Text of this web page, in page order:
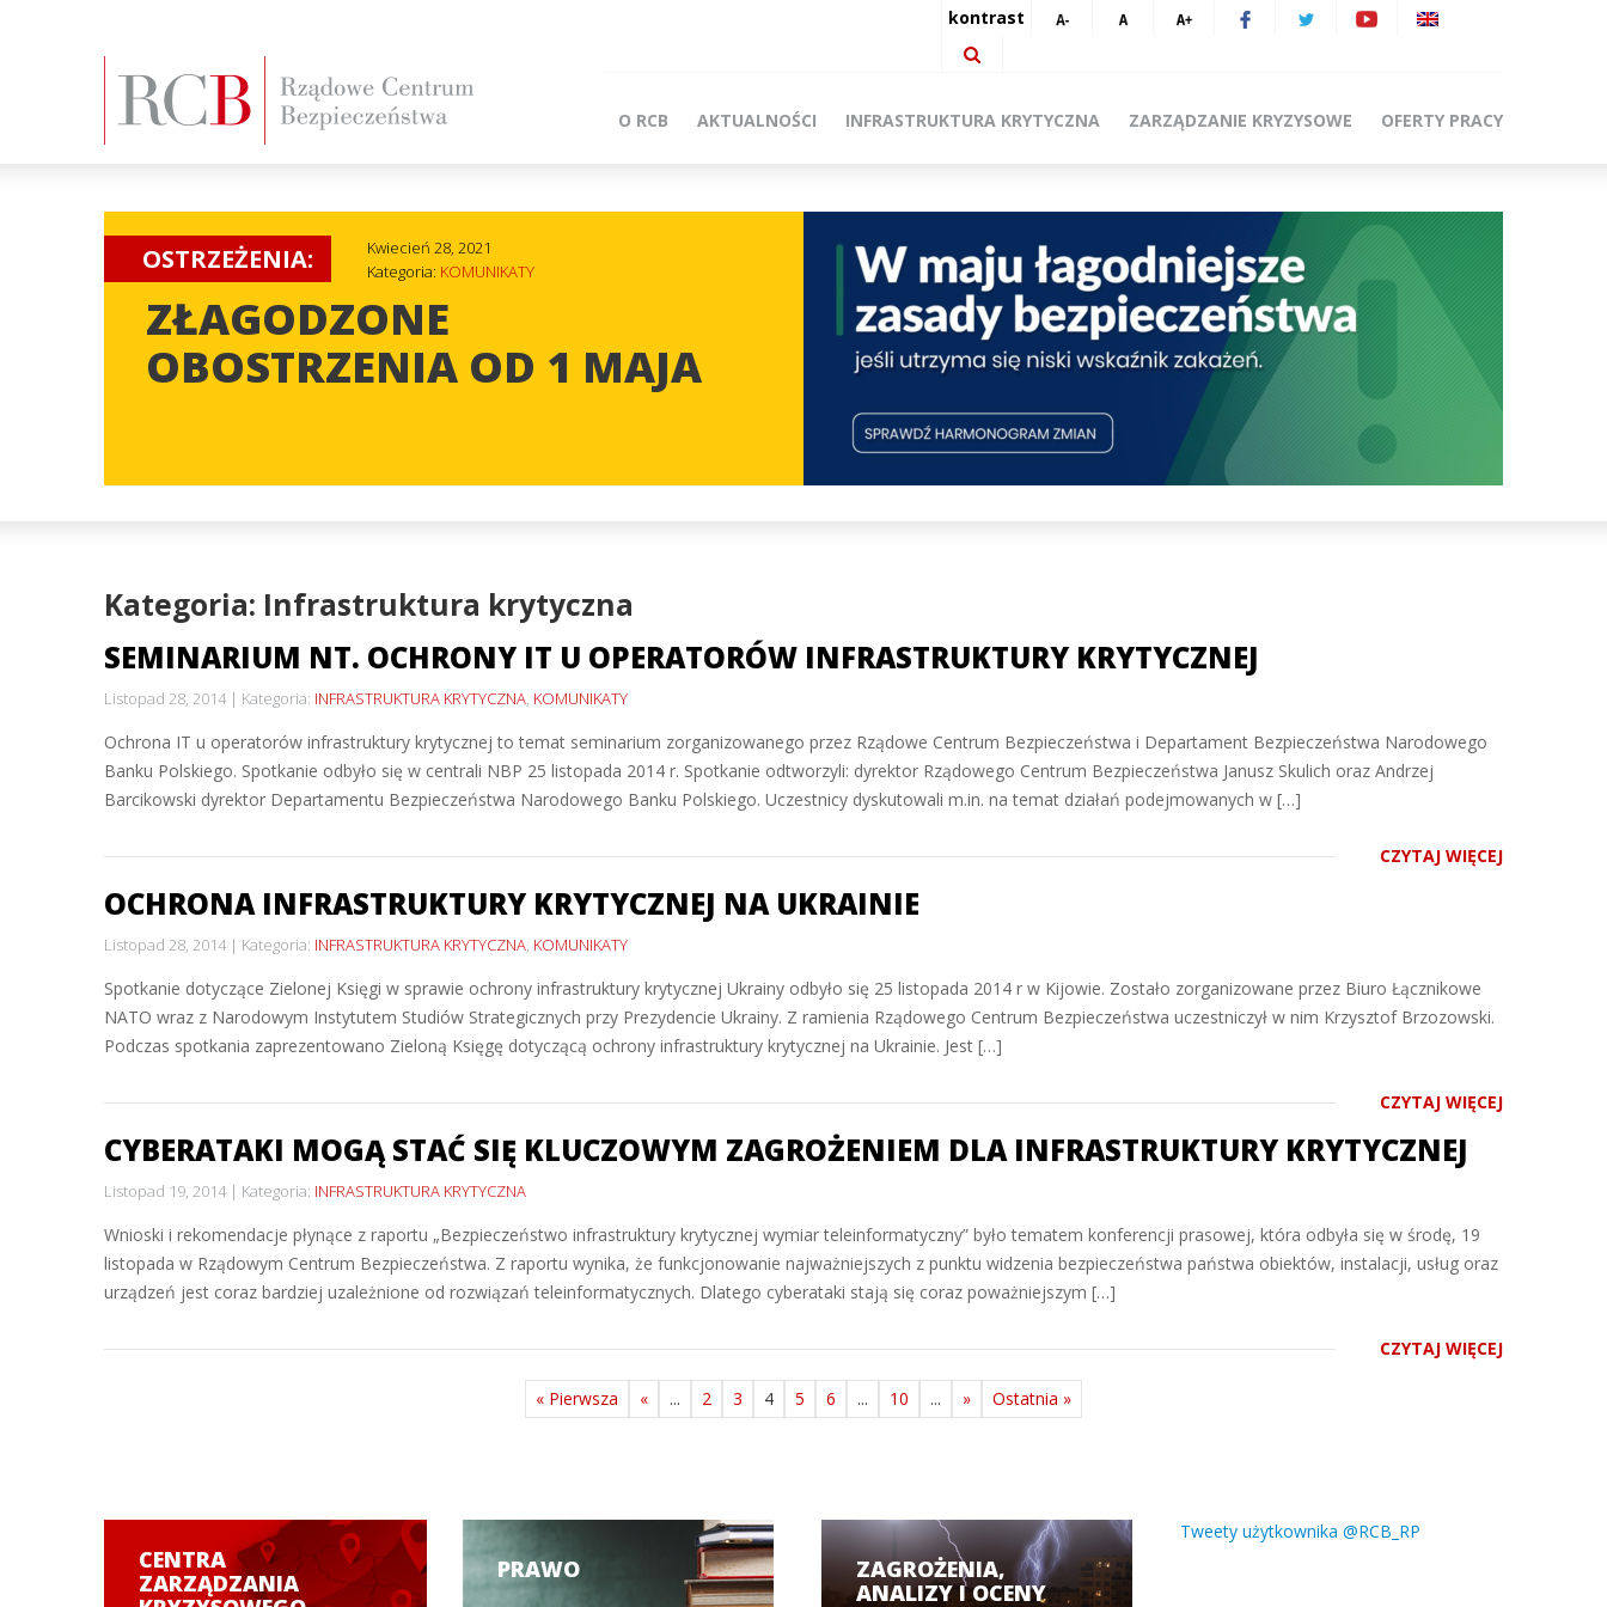
kontrast
O RCB AKTUALNOŚCI INFRASTRUKTURA KRYTYCZNA ZARZĄDZANIE KRYZYSOWE OFERTY PRACY
OSTRZEŻENIA:
Kwiecień 28, 2021
Kategoria: KOMUNIKATY
ZŁAGODZONE
OBOSTRZENIA OD 1 MAJA
Kategoria: Infrastruktura krytyczna
SEMINARIUM NT. OCHRONY IT U OPERATORÓW INFRASTRUKTURY KRYTYCZNEJ
Listopad 28, 2014 Kategoria: INFRASTRUKTURA KRYTYCZNA, KOMUNIKATY
Ochrona IT u operatorów infrastruktury krytycznej to temat seminarium zorganizowanego przez Rządowe Centrum Bezpieczeństwa i Departament Bezpieczeństwa Narodowego
Banku Polskiego. Spotkanie odbyło się w centrali NBP 25 listopada 2014 r. Spotkanie odtworzyli: dyrektor Rządowego Centrum Bezpieczeństwa Janusz Skulich oraz Andrzej
Barcikowski dyrektor Departamentu Bezpieczeństwa Narodowego Banku Polskiego. Uczestnicy dyskutowali m.in. na temat działań podejmowanych w […]
CZYTAJ WIĘCEJ
OCHRONA INFRASTRUKTURY KRYTYCZNEJ NA UKRAINIE
Listopad 28, 2014 Kategoria: INFRASTRUKTURA KRYTYCZNA, KOMUNIKATY
Spotkanie dotyczące Zielonej Księgi w sprawie ochrony infrastruktury krytycznej Ukrainy odbyło się 25 listopada 2014 r w Kijowie. Zostało zorganizowane przez Biuro Łącznikowe
NATO wraz z Narodowym Instytutem Studiów Strategicznych przy Prezydencie Ukrainy. Z ramienia Rządowego Centrum Bezpieczeństwa uczestniczył w nim Krzysztof Brzozowski.
Podczas spotkania zaprezentowano Zieloną Księgę dotyczącą ochrony infrastruktury krytycznej na Ukrainie. Jest […]
CZYTAJ WIĘCEJ
CYBERATAKI MOGĄ STAĆ SIĘ KLUCZOWYM ZAGROŻENIEM DLA INFRASTRUKTURY KRYTYCZNEJ
Listopad 19, 2014 Kategoria: INFRASTRUKTURA KRYTYCZNA
Wnioski i rekomendacje płynące z raportu „Bezpieczeństwo infrastruktury krytycznej wymiar teleinformatyczny” było tematem konferencji prasowej, która odbyła się w środę, 19
listopada w Rządowym Centrum Bezpieczeństwa. Z raportu wynika, że funkcjonowanie najważniejszych z punktu widzenia bezpieczeństwa państwa obiektów, instalacji, usług oraz
urządzeń jest coraz bardziej uzależnione od rozwiązań teleinformatycznych. Dlatego cyberataki stają się coraz poważniejszym […]
CZYTAJ WIĘCEJ
« Pierwsza « ... 2 3 4 5 6 ... 10 ... » Ostatnia »
CENTRA
ZARZĄDZANIA
PRAWO
ZAGROŻENIA,
ANALIZY I OCENY
Tweety użytkownika @RCB_RP